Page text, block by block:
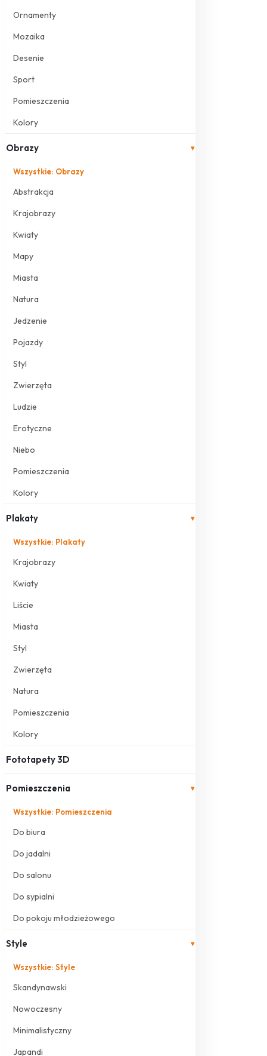
Ornamenty
Mozaika
Desenie
Sport
Pomieszczenia
Kolory
Obrazy ▾
Wszystkie: Obrazy
Abstrakcja
Krajobrazy
Kwiaty
Mapy
Miasta
Natura
Jedzenie
Pojazdy
Styl
Zwierzęta
Ludzie
Erotyczne
Niebo
Pomieszczenia
Kolory
Plakaty ▾
Wszystkie: Plakaty
Krajobrazy
Kwiaty
Liście
Miasta
Styl
Zwierzęta
Natura
Pomieszczenia
Kolory
Fototapety 3D
Pomieszczenia ▾
Wszystkie: Pomieszczenia
Do biura
Do jadalni
Do salonu
Do sypialni
Do pokoju młodzieżowego
Style ▾
Wszystkie: Style
Skandynawski
Nowoczesny
Minimalistyczny
Japandi